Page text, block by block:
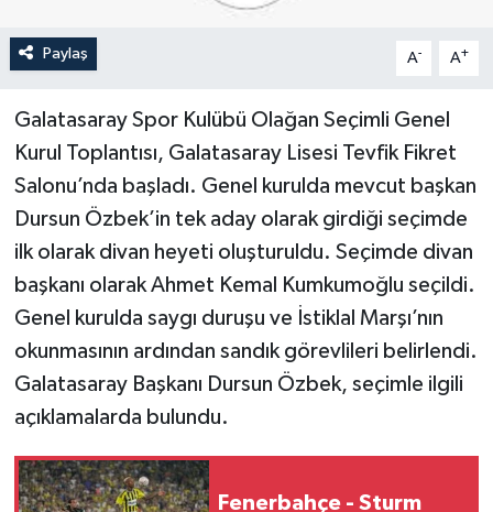
Paylaş A- A+
Galatasaray Spor Kulübü Olağan Seçimli Genel
Kurul Toplantısı, Galatasaray Lisesi Tevfik Fikret
Salonu’nda başladı. Genel kurulda mevcut başkan
Dursun Özbek’in tek aday olarak girdiği seçimde
ilk olarak divan heyeti oluşturuldu. Seçimde divan
başkanı olarak Ahmet Kemal Kumkumoğlu seçildi.
Genel kurulda saygı duruşu ve İstiklal Marşı’nın
okunmasının ardından sandık görevlileri belirlendi.
Galatasaray Başkanı Dursun Özbek, seçimle ilgili
açıklamalarda bulundu.
Fenerbahçe - Sturm